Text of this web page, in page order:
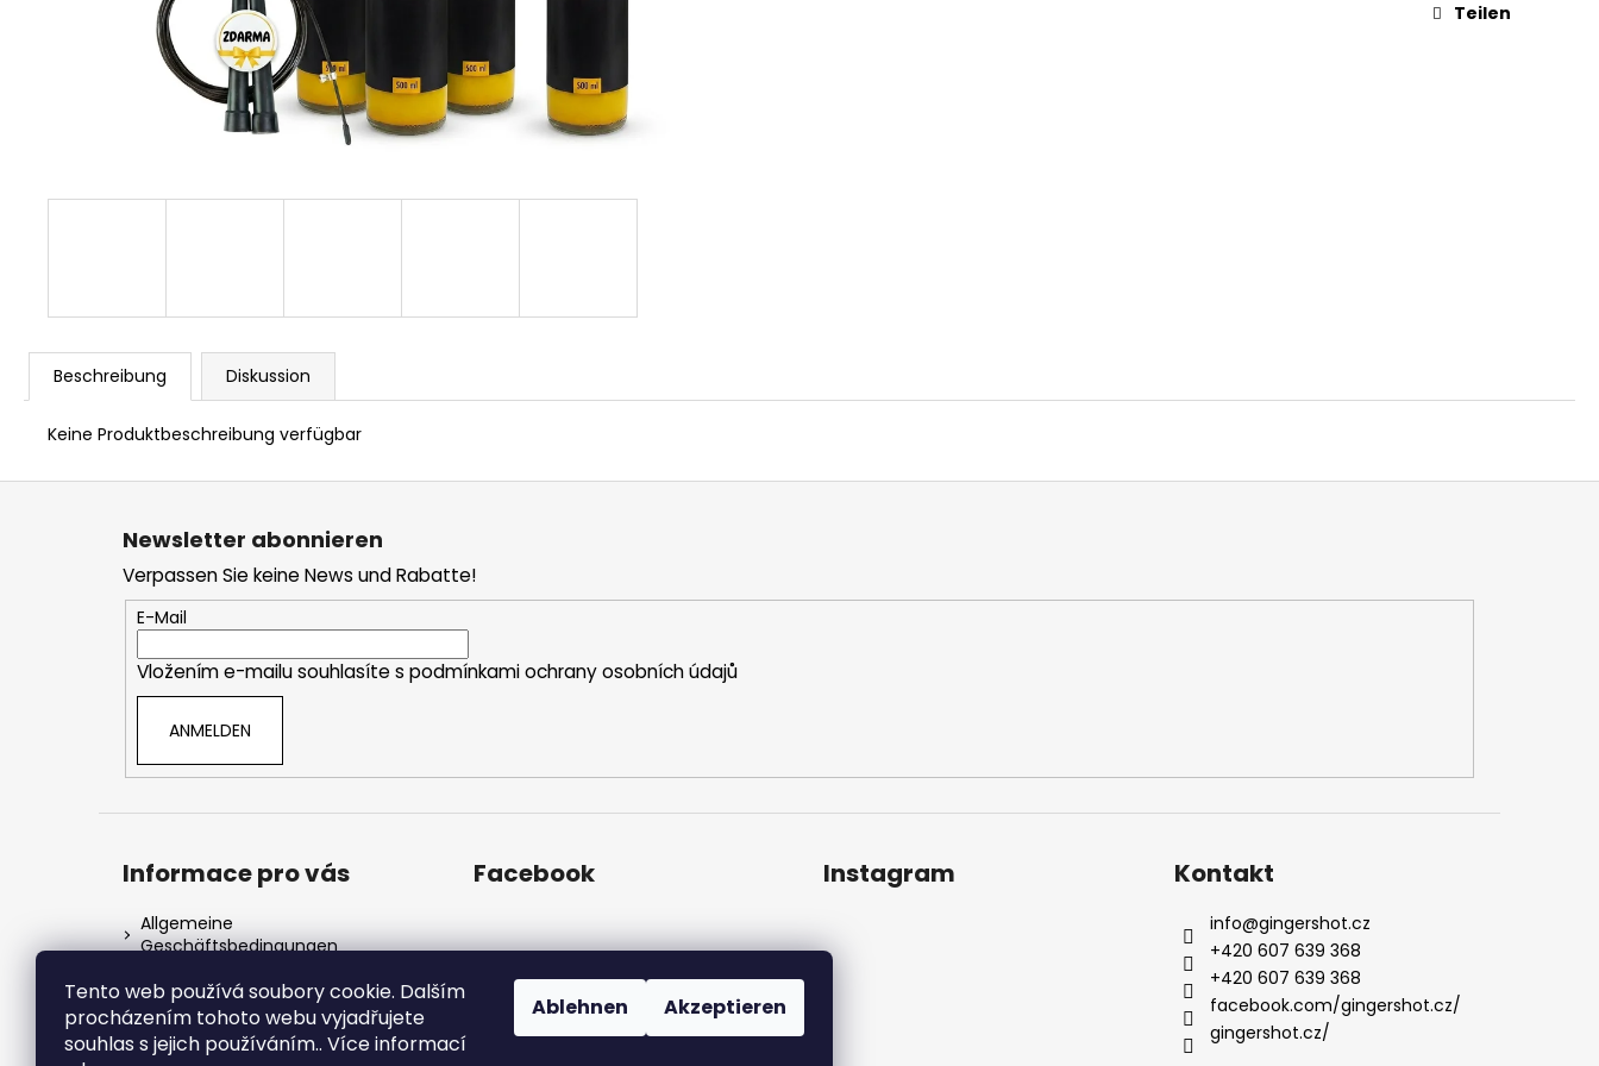
Tento web používá soubory cookie. Dalším
procházením tohoto webu vyjadřujete
souhlas s jejich používáním.. Více informací
Ablehnen Akzeptieren
Teilen
Beschreibung Diskussion
Keine Produktbeschreibung verfügbar
F
Newsletter abonnieren
Verpassen Sie keine News und Rabatte!
E-Mail
Vložením e-mailu souhlasíte s podmínkami ochrany osobních údajů
ANMELDEN
Informace pro vás
Allgemeine
Geschäftsbedingungen
Informace o cookies
Facebook Instagram Kontakt
info@gingershot.cz
+420 607 639 368
+420 607 639 368
facebook.com/gingershot.cz/
gingershot.cz/